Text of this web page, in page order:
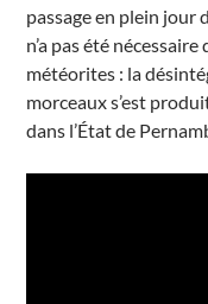
passage en plein jour
n’a pas été
météorites : la
morceaux s’est
dans l’État de